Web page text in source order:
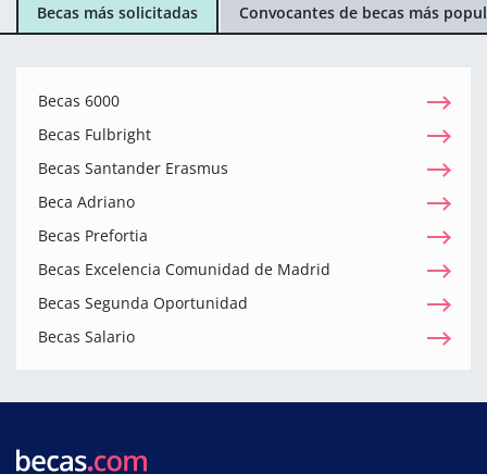
Becas más solicitadas Convocantes de becas más
Becas 6000
Becas Fulbright
Becas Santander Erasmus
Beca Adriano
Becas Prefortia
Becas Excelencia Comunidad de Madrid
Becas Segunda Oportunidad
Becas Salario